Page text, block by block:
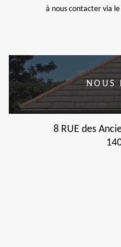
à nous contacter via
NOUS
8 RUE des